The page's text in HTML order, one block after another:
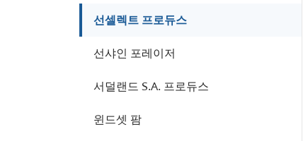
선셀렉트 프로듀스
선샤인 포레이저
서덜랜드 S.A. 프로듀스
윈드셋 팜